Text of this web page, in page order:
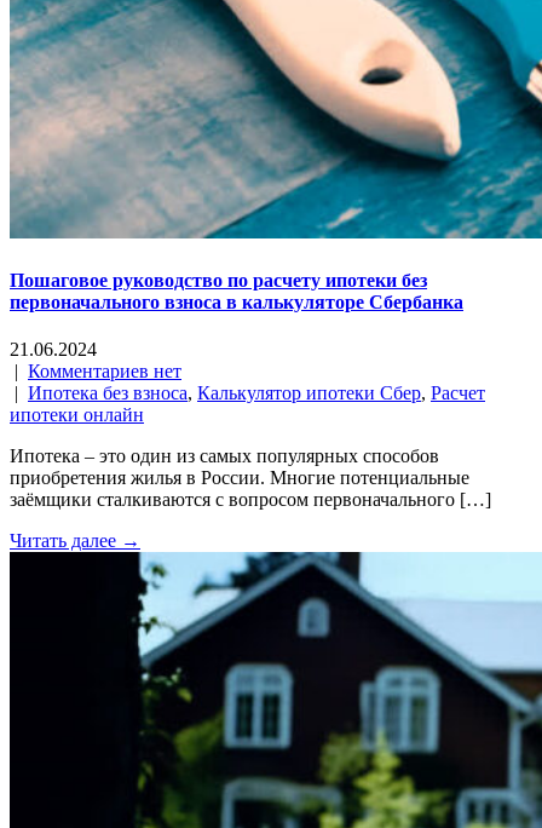
Пошаговое руководство по расчету ипотеки без
первоначального взноса в калькуляторе Сбербанка
21.06.2024
| Комментариев нет
| Ипотека без взноса, Калькулятор ипотеки Сбер, Расчет
ипотеки онлайн
Ипотека – это один из самых популярных способов
приобретения жилья в России. Многие потенциальные
заёмщики сталкиваются с вопросом первоначального […]
Читать далее →